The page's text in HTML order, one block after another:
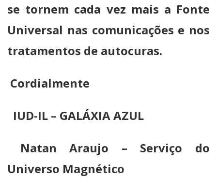
se tornem cada vez mais a Fonte
Universal nas comunicações e nos
tratamentos de autocuras.
Cordialmente
IUD-IL – GALÁXIA AZUL
Natan Araujo – Serviço do
Universo Magnético